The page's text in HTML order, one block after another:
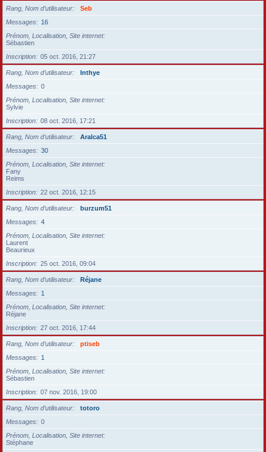
Rang, Nom d’utilisateur
Seb
Messages
16
Prénom, Localisation, Site internet
Sébastien
Inscription
05 oct. 2016, 21:27
Rang, Nom d’utilisateur
Inthye
Messages
0
Prénom, Localisation, Site internet
Sylvie
Inscription
08 oct. 2016, 17:21
Rang, Nom d’utilisateur
Aralca51
Messages
30
Prénom, Localisation, Site internet
Fany
Reims
Inscription
22 oct. 2016, 12:15
Rang, Nom d’utilisateur
burzum51
Messages
4
Prénom, Localisation, Site internet
Laurent
Beaurieux
Inscription
25 oct. 2016, 09:04
Rang, Nom d’utilisateur
Réjane
Messages
1
Prénom, Localisation, Site internet
Réjane
Inscription
27 oct. 2016, 17:44
Rang, Nom d’utilisateur
ptiseb
Messages
1
Prénom, Localisation, Site internet
Sébastien
Inscription
07 nov. 2016, 19:00
Rang, Nom d’utilisateur
totoro
Messages
0
Prénom, Localisation, Site internet
Stéphane